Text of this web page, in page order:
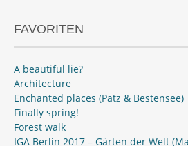
FAVORITEN
A beautiful lie?
Architecture
Enchanted places (Pätz & Bestensee)
Finally spring!
Forest walk
IGA Berlin 2017 – Gärten der Welt